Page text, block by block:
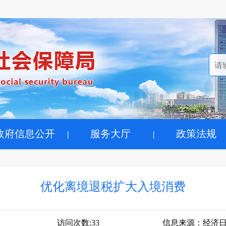
府信息公开 服务大厅 政策法规
优化离境退税扩大入境消费
访问次数:33 信息来源： 经济